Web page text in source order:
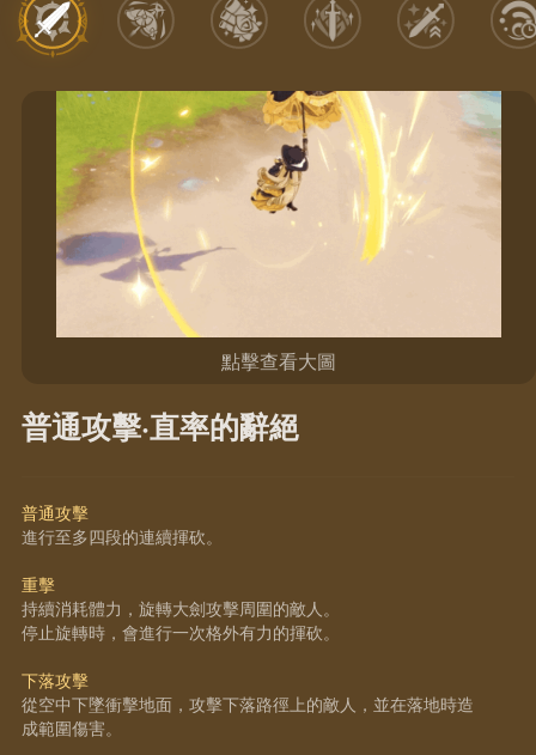
點擊查看大圖
普通攻擊·直率的辭絕
普通攻擊
進行至多四段的連續揮砍。
重擊
持續消耗體力，旋轉大劍攻擊周圍的敵人。
停止旋轉時，會進行一次格外有力的揮砍。
下落攻擊
從空中下墜衝擊地面，攻擊下落路徑上的敵人，並在落地時造
成範圍傷害。